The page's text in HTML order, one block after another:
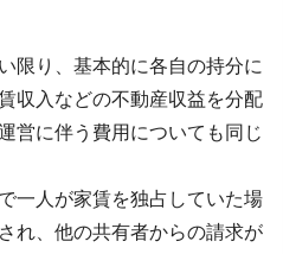
限り、基本的に各自の持分に
収入などの不動産収益を分配
営に伴う費用についても同じ
一人が家賃を独占していた場
れ、他の共有者からの請求が